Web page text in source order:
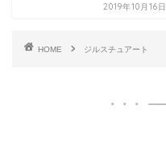
2019年10月16日
HOME ジルスチュアート